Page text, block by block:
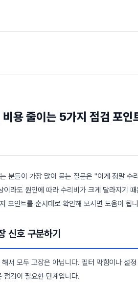
용 줄이는 5가지 점검 포인
분들이 가장 많이 묻는 질문은 "이게 정말
이라도 원인에 따라 수리비가 크게 달라지기
포인트를 순서대로 확인해 보시면 도움이 됩
신호 구분하기
서 모두 고장은 아닙니다. 필터 막힘이나 설
점검이 필요한 단계입니다.